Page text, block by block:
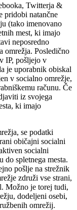
Twitterja &
pridobi natančne
(tako imenovano
mest, ki imajo
neposredno
omrežja. Posledično
IP, pošljejo v
je uporabnik obiskal
v socialno omrežje,
računu. Če
iz svojega
ki imajo
se podatki
običajni socialni
socialni
do spletnega mesta.
pošlje na strežnik
združi vse strani,
Možno je torej tudi,
dodeljeni osebi,
omrežij.